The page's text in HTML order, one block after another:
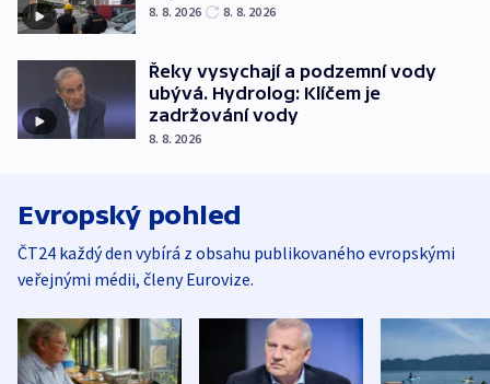
8. 8. 2026 8. 8. 2026
Řeky vysychají a podzemní vody
ubývá. Hydrolog: Klíčem je
zadržování vody
8. 8. 2026
Evropský pohled
ČT24 každý den vybírá z obsahu publikovaného evropskými
veřejnými médii, členy Eurovize.